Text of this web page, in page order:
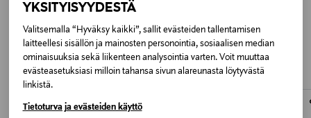
YKSITYISYYDESTÄ
Valitsemalla “Hyväksy kaikki”, sallit evästeiden tallentamisen
laitteellesi sisällön ja mainosten personointia, sosiaalisen median
ominaisuuksia sekä liikenteen analysointia varten. Voit muuttaa
evästeasetuksiasi milloin tahansa sivun alareunasta löytyvästä
linkistä.
Tietoturva ja evästeiden käyttö
Desico Oy Ab
Valmistajan osoite
LISÄÄ KIINNOSTAVIA
TUOTTEITA